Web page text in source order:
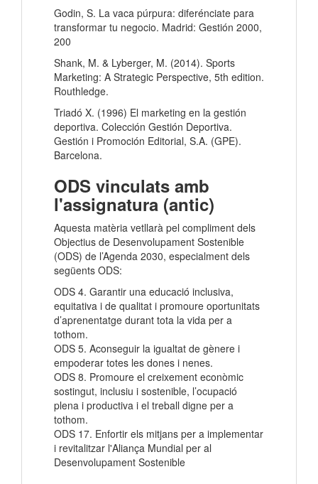
Godin, S. La vaca púrpura: diferénciate para
transformar tu negocio. Madrid: Gestión 2000,
200
Shank, M. & Lyberger, M. (2014). Sports
Marketing: A Strategic Perspective, 5th edition.
Routhledge.
Triadó X. (1996) El marketing en la gestión
deportiva. Colección Gestión Deportiva.
Gestión i Promoción Editorial, S.A. (GPE).
Barcelona.
ODS vinculats amb
l'assignatura (antic)
Aquesta matèria vetllarà pel compliment dels
Objectius de Desenvolupament Sostenible
(ODS) de l’Agenda 2030, especialment dels
següents ODS:
ODS 4. Garantir una educació inclusiva,
equitativa i de qualitat i promoure oportunitats
d’aprenentatge durant tota la vida per a
tothom.
ODS 5. Aconseguir la igualtat de gènere i
empoderar totes les dones i nenes.
ODS 8. Promoure el creixement econòmic
sostingut, inclusiu i sostenible, l’ocupació
plena i productiva i el treball digne per a
tothom.
ODS 17. Enfortir els mitjans per a implementar
i revitalitzar l'Aliança Mundial per al
Desenvolupament Sostenible